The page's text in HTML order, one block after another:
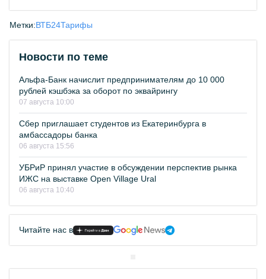
Метки:ВТБ24Тарифы
Новости по теме
Альфа-Банк начислит предпринимателям до 10 000
рублей кэшбэка за оборот по эквайрингу
07 августа 10:00
Сбер приглашает студентов из Екатеринбурга в
амбассадоры банка
06 августа 15:56
УБРиР принял участие в обсуждении перспектив рынка
ИЖС на выставке Open Village Ural
06 августа 10:40
Читайте нас в